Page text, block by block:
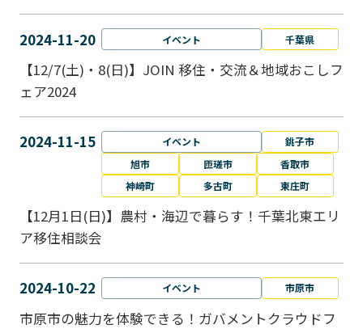
2024-11-20 イベント 千葉県
【12/7(土)・8(日)】JOIN 移住・交流＆地域おこしフ
ェア2024
2024-11-15 イベント
銚子市
旭市
匝瑳市
香取市
神崎町
多古町 東庄町
【12月1日(日)】農村・海辺で暮らす！千葉北東エリ
ア移住相談会
2024-10-22 イベント 市原市
市原市の魅力を体験できる！ガバメントクラウドフ